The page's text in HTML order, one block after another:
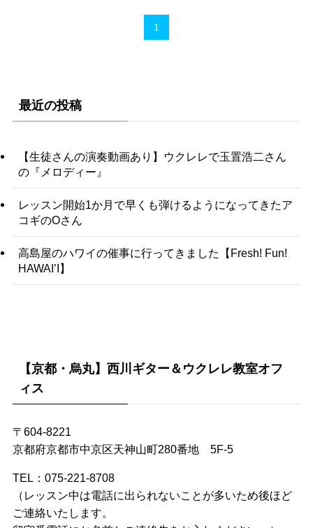
1
最近の投稿
【生徒さんの演奏動画あり】ウクレレで玉置浩二さん
の『メロディー』
レッスン開始1か月で早くも弾けるようになってきたア
コギのOさん
高島屋のハワイの催事に行ってきました【Fresh! Fun!
HAWAI’I】
【京都・烏丸】西川ギター＆ウクレレ教室オフ
ィス
〒604-8221
京都府京都市中京区天神山町280番地 5F-5
TEL：075-221-8708
（レッスン中は電話に出られないことが多いため後ほど
ご連絡いたします。